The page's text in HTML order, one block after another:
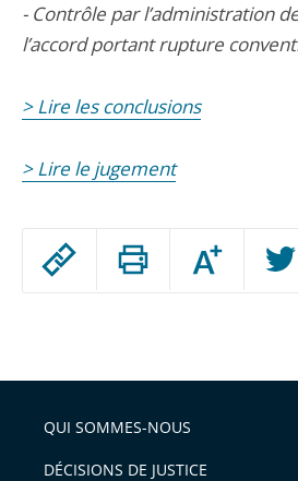
Passer
arriver
après
Augmenter
ou
l'article
pour
- Contrôle par l’administration
l’accord portant rupture
> Lire les conclusions
> Lire le jugement
QUI SOMMES-NOUS
DÉCISIONS DE JUSTICE